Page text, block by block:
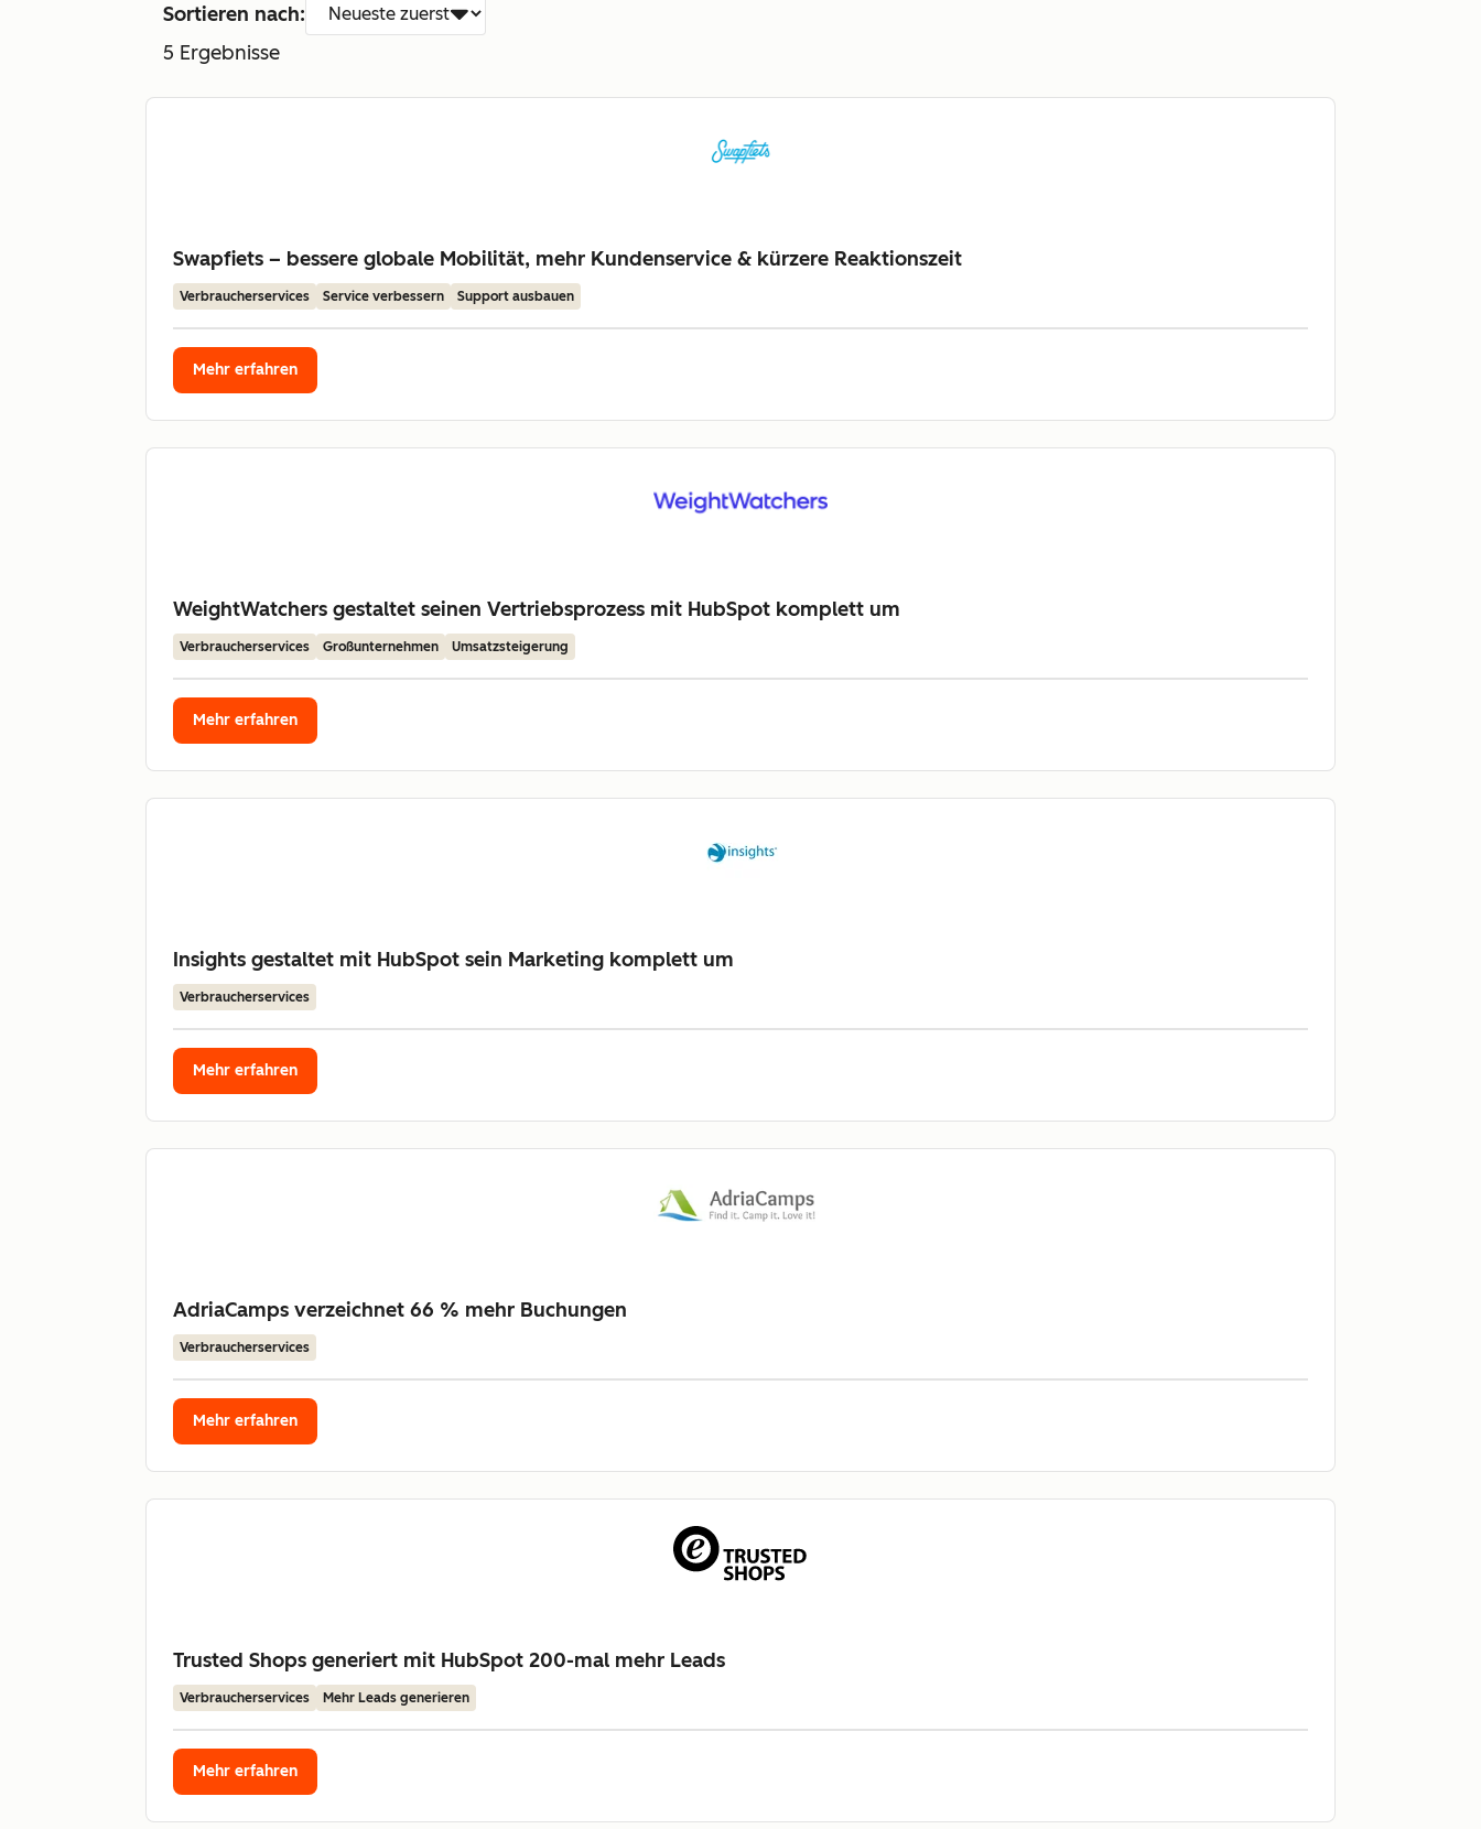
Sortieren nach:
5 Ergebnisse
Swapfiets – bessere globale Mobilität, mehr Kundenservice & kürzere Reaktionszeit
Verbraucherservices Service verbessern Support ausbauen
Mehr erfahren
WeightWatchers gestaltet seinen Vertriebsprozess mit HubSpot komplett um
Verbraucherservices Großunternehmen Umsatzsteigerung
Mehr erfahren
Insights gestaltet mit HubSpot sein Marketing komplett um
Verbraucherservices
Mehr erfahren
AdriaCamps verzeichnet 66 % mehr Buchungen
Verbraucherservices
Mehr erfahren
Trusted Shops generiert mit HubSpot 200-mal mehr Leads
Verbraucherservices Mehr Leads generieren
Mehr erfahren